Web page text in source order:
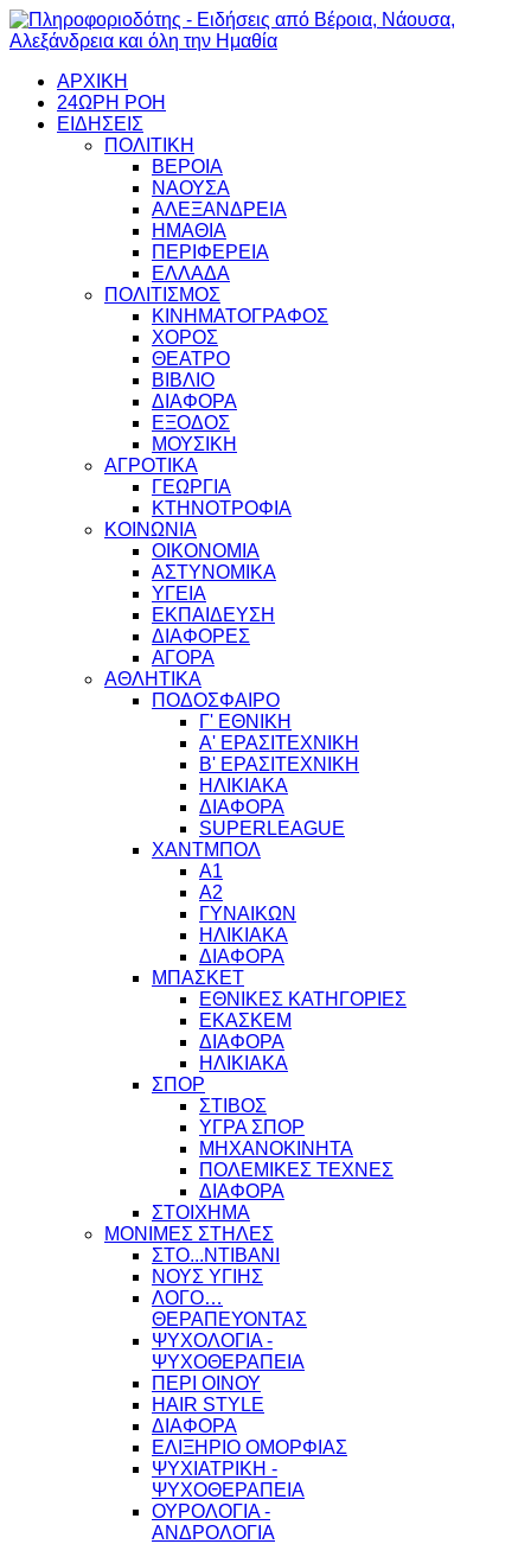
ΑΡΧΙΚΗ
24ΩΡΗ ΡΟΗ
ΕΙΔΗΣΕΙΣ
ΠΟΛΙΤΙΚΗ
ΒΕΡΟΙΑ
ΝΑΟΥΣΑ
ΑΛΕΞΑΝΔΡΕΙΑ
ΗΜΑΘΙΑ
ΠΕΡΙΦΕΡΕΙΑ
ΕΛΛΑΔΑ
ΠΟΛΙΤΙΣΜΟΣ
ΚΙΝΗΜΑΤΟΓΡΑΦΟΣ
ΧΟΡΟΣ
ΘΕΑΤΡΟ
ΒΙΒΛΙΟ
ΔΙΑΦΟΡΑ
ΕΞΟΔΟΣ
ΜΟΥΣΙΚΗ
ΑΓΡΟΤΙΚΑ
ΓΕΩΡΓΙΑ
ΚΤΗΝΟΤΡΟΦΙΑ
ΚΟΙΝΩΝΙΑ
ΟΙΚΟΝΟΜΙΑ
ΑΣΤΥΝΟΜΙΚΑ
ΥΓΕΙΑ
ΕΚΠΑΙΔΕΥΣΗ
ΔΙΑΦΟΡΕΣ
ΑΓΟΡΑ
ΑΘΛΗΤΙΚΑ
ΠΟΔΟΣΦΑΙΡΟ
Γ' ΕΘΝΙΚΗ
Α' ΕΡΑΣΙΤΕΧΝΙΚΗ
Β' ΕΡΑΣΙΤΕΧΝΙΚΗ
ΗΛΙΚΙΑΚΑ
ΔΙΑΦΟΡΑ
SUPERLEAGUE
ΧΑΝΤΜΠΟΛ
Α1
Α2
ΓΥΝΑΙΚΩΝ
ΗΛΙΚΙΑΚΑ
ΔΙΑΦΟΡΑ
ΜΠΑΣΚΕΤ
ΕΘΝΙΚΕΣ ΚΑΤΗΓΟΡΙΕΣ
ΕΚΑΣΚΕΜ
ΔΙΑΦΟΡΑ
ΗΛΙΚΙΑΚΑ
ΣΠΟΡ
ΣΤΙΒΟΣ
ΥΓΡΑ ΣΠΟΡ
ΜΗΧΑΝΟΚΙΝΗΤΑ
ΠΟΛΕΜΙΚΕΣ ΤΕΧΝΕΣ
ΔΙΑΦΟΡΑ
ΣΤΟΙΧΗΜΑ
ΜΟΝΙΜΕΣ ΣΤΗΛΕΣ
ΣΤΟ...ΝΤΙΒΑΝΙ
ΝΟΥΣ ΥΓΙΗΣ
ΛΟΓΟ…
ΘΕΡΑΠΕΥΟΝΤΑΣ
ΨΥΧΟΛΟΓΙΑ -
ΨΥΧΟΘΕΡΑΠΕΙΑ
ΠΕΡΙ ΟΙΝΟΥ
HAIR STYLE
ΔΙΑΦΟΡΑ
ΕΛΙΞΗΡΙΟ ΟΜΟΡΦΙΑΣ
ΨΥΧΙΑΤΡΙΚΗ -
ΨΥΧΟΘΕΡΑΠΕΙΑ
ΟΥΡΟΛΟΓΙΑ -
ΑΝΔΡΟΛΟΓΙΑ